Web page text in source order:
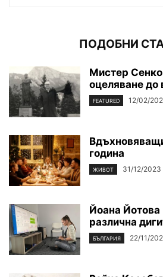
ПОДОБНИ
Мистер
оцеляване до
FEATURED 12/02/
година
ЖИВОТ 31/12/2023
Йоана Йотова
различна
БЪЛГАРИЯ 22/11/